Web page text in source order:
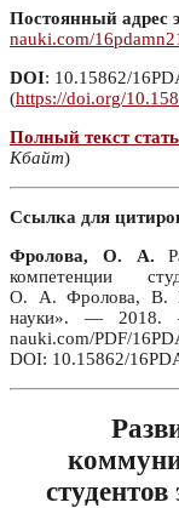
Постоянный адрес
nauki.com/
DOI: 10.15862/
(https://doi.org/
Полный текст
Кбайт)
Ссылка для
Фролова, О. А.
компетенции
О. А. Фролова, В.
науки». —
nauki.com/
DOI: 10.15862/